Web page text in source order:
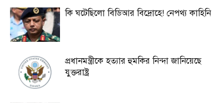
কি ঘটেছিলো বিডিআর বিদ্রোহে! নেপথ্য কাহিনি
প্রধানমন্ত্রীকে হত্যার হুমকির নিন্দা জানিয়েছে
যুক্তরাষ্ট্র